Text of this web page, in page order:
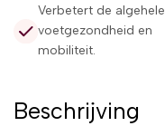
Verbetert de algehele
voetgezondheid en
mobiliteit.
Beschrijving